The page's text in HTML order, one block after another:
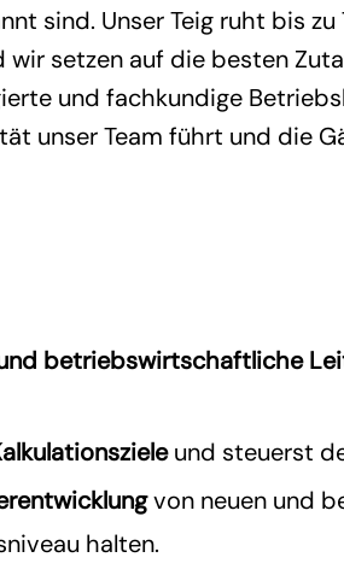
sind. Unser Teig ruht bis
setzen auf die besten
und fachkundige
unser Team führt und die
betriebswirtschaftliche
und steuerst
von neuen und
halten.